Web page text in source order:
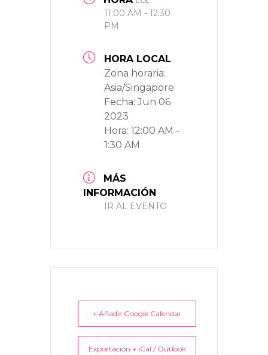
11:00 AM - 12:30
PM
HORA LOCAL
Zona horaria:
Asia/Singapore
Fecha:Jun 06
2023
Hora: 12:00 AM -
1:30 AM
MÁS
INFORMACIÓN
IR AL EVENTO
+ Añadir Google Calendar
Exportación + iCal / Outlook